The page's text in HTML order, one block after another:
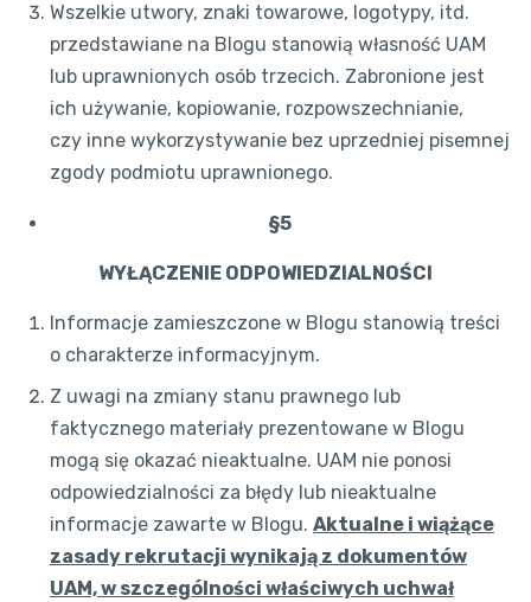
Wszelkie utwory, znaki towarowe, logotypy, itd.
przedstawiane na Blogu stanowią własność UAM
lub uprawnionych osób trzecich. Zabronione jest
ich używanie, kopiowanie, rozpowszechnianie,
czy inne wykorzystywanie bez uprzedniej pisemnej
zgody podmiotu uprawnionego.
§5
WYŁĄCZENIE ODPOWIEDZIALNOŚCI
Informacje zamieszczone w Blogu stanowią treści
o charakterze informacyjnym.
Z uwagi na zmiany stanu prawnego lub
faktycznego materiały prezentowane w Blogu
mogą się okazać nieaktualne. UAM nie ponosi
odpowiedzialności za błędy lub nieaktualne
informacje zawarte w Blogu. Aktualne i wiążące
zasady rekrutacji wynikają z dokumentów
UAM, w szczególności właściwych uchwał